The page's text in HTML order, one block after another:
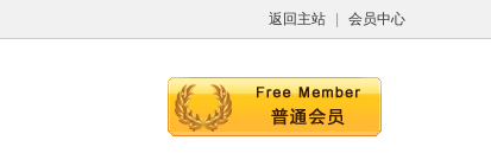
返回主站 会员中心